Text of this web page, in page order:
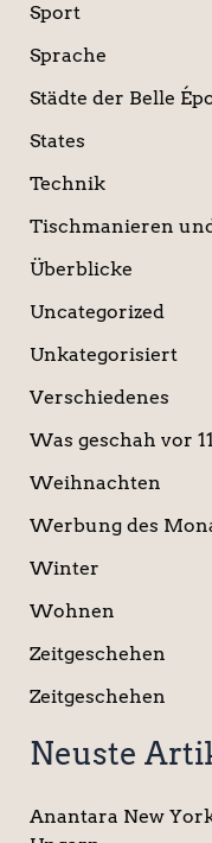
Sport
Sprache
Städte der Belle
States
Technik
Tischmanieren
Überblicke
Uncategorized
Unkategorisiert
Verschiedenes
Was geschah vor
Weihnachten
Werbung des
Winter
Wohnen
Zeitgeschehen
Zeitgeschehen
Neuste
Anantara New